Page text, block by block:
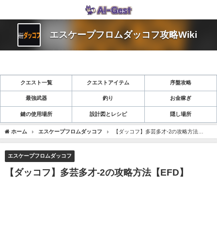
エスケープフロムダッコフ攻略Wiki
クエスト一覧 クエストアイテム 序盤攻略
最強武器 釣り お金稼ぎ
鍵の使用場所 設計図とレシピ 隠し場所
ホーム エスケープフロムダッコフ
【ダッコフ】多芸多才-2の攻略方法
【EFD】
エスケープフロムダッコフ
【ダッコフ】多芸多才-2の攻略方法【EFD】